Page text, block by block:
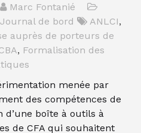
Marc Fontanié
Journal de bord ANLCI,
auprès de porteurs de
, Formalisation des
menée par
des compétences de
d’une boîte à outils à
de CFA qui souhaitent